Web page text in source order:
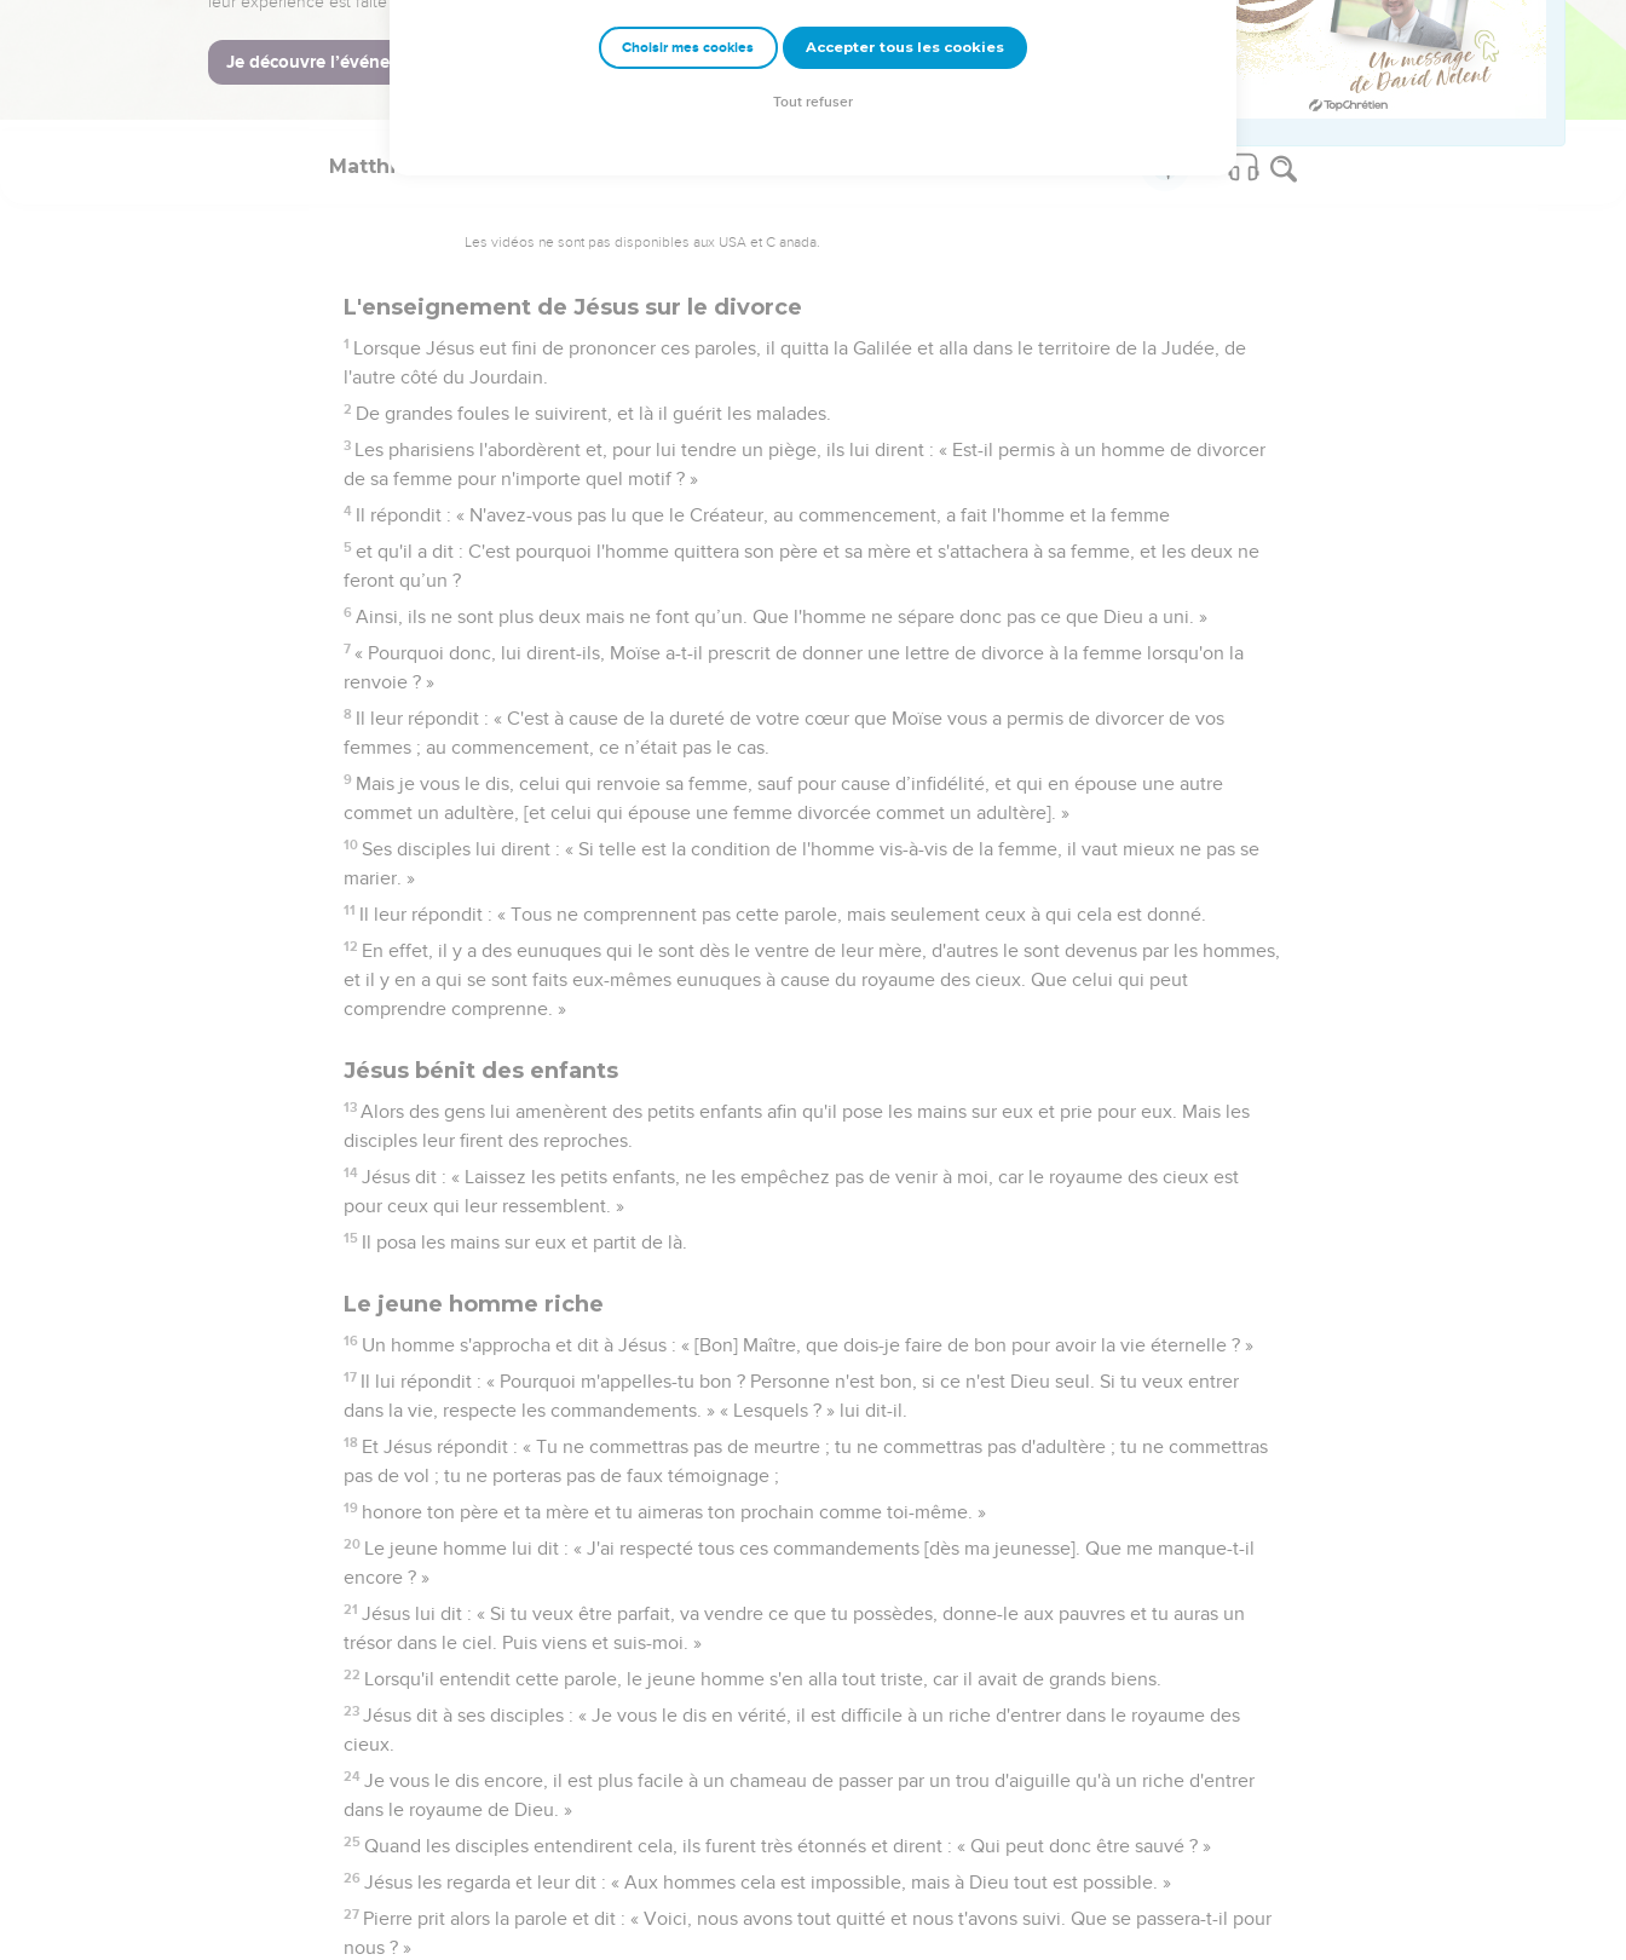
Et son maître, irrité, le livra aux bourreaux jusqu'à ce qu'il ait payé tout ce qu'il devait.
35 C'est ainsi que mon Père céleste vous traitera, si chacun de vous ne pardonne pas à son frère de tout son
Matthieu
Les vidéos ne sont pas disponibles aux USA et C anada.
L'enseignement de Jésus sur le divorce
1 Lorsque Jésus eut fini de prononcer ces paroles, il quitta la Galilée et alla dans le territoire de la Judée, de
l'autre côté du Jourdain.
2 De grandes foules le suivirent, et là il guérit les malades.
3 Les pharisiens l'abordèrent et, pour lui tendre un piège, ils lui dirent : « Est-il permis à un homme de divorcer
de sa femme pour n'importe quel motif ? »
4 Il répondit : « N'avez-vous pas lu que le Créateur, au commencement, a fait l'homme et la femme
5 et qu'il a dit : C'est pourquoi l'homme quittera son père et sa mère et s'attachera à sa femme, et les deux ne
feront qu’un ?
6 Ainsi, ils ne sont plus deux mais ne font qu’un. Que l'homme ne sépare donc pas ce que Dieu a uni. »
7 « Pourquoi donc, lui dirent-ils, Moïse a-t-il prescrit de donner une lettre de divorce à la femme lorsqu'on la
renvoie ? »
8 Il leur répondit : « C'est à cause de la dureté de votre cœur que Moïse vous a permis de divorcer de vos
femmes ; au commencement, ce n’était pas le cas.
9 Mais je vous le dis, celui qui renvoie sa femme, sauf pour cause d’infidélité, et qui en épouse une autre
commet un adultère, [et celui qui épouse une femme divorcée commet un adultère]. »
10 Ses disciples lui dirent : « Si telle est la condition de l'homme vis-à-vis de la femme, il vaut mieux ne pas se
marier. »
11 Il leur répondit : « Tous ne comprennent pas cette parole, mais seulement ceux à qui cela est donné.
12 En effet, il y a des eunuques qui le sont dès le ventre de leur mère, d'autres le sont devenus par les hommes,
et il y en a qui se sont faits eux-mêmes eunuques à cause du royaume des cieux. Que celui qui peut
comprendre comprenne. »
Jésus bénit des enfants
13 Alors des gens lui amenèrent des petits enfants afin qu'il pose les mains sur eux et prie pour eux. Mais les
disciples leur firent des reproches.
14 Jésus dit : « Laissez les petits enfants, ne les empêchez pas de venir à moi, car le royaume des cieux est
pour ceux qui leur ressemblent. »
15 Il posa les mains sur eux et partit de là.
Le jeune homme riche
16 Un homme s'approcha et dit à Jésus : « [Bon] Maître, que dois-je faire de bon pour avoir la vie éternelle ? »
17 Il lui répondit : « Pourquoi m'appelles-tu bon ? Personne n'est bon, si ce n'est Dieu seul. Si tu veux entrer
dans la vie, respecte les commandements. » « Lesquels ? » lui dit-il.
18 Et Jésus répondit : « Tu ne commettras pas de meurtre ; tu ne commettras pas d'adultère ; tu ne commettras
pas de vol ; tu ne porteras pas de faux témoignage ;
19 honore ton père et ta mère et tu aimeras ton prochain comme toi-même. »
20 Le jeune homme lui dit : « J'ai respecté tous ces commandements [dès ma jeunesse]. Que me manque-t-il
encore ? »
21 Jésus lui dit : « Si tu veux être parfait, va vendre ce que tu possèdes, donne-le aux pauvres et tu auras un
trésor dans le ciel. Puis viens et suis-moi. »
22 Lorsqu'il entendit cette parole, le jeune homme s'en alla tout triste, car il avait de grands biens.
23 Jésus dit à ses disciples : « Je vous le dis en vérité, il est difficile à un riche d'entrer dans le royaume des
cieux.
24 Je vous le dis encore, il est plus facile à un chameau de passer par un trou d'aiguille qu'à un riche d'entrer
dans le royaume de Dieu. »
25 Quand les disciples entendirent cela, ils furent très étonnés et dirent : « Qui peut donc être sauvé ? »
26 Jésus les regarda et leur dit : « Aux hommes cela est impossible, mais à Dieu tout est possible. »
27 Pierre prit alors la parole et dit : « Voici, nous avons tout quitté et nous t'avons suivi. Que se passera-t-il pour
nous ? »
Choisir mes cookies Accepter tous les cookies
Tout refuser